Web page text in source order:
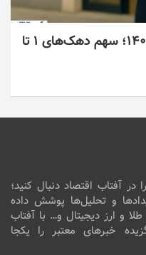
افزایش قابل توجه یارانه آذر ۱۴۰۴؛ سهم دهک‌های ۱ تا
آفتاب اقتصاد دنبال کنید؛
و تحلیل‌ها پوشش داده
و ارز دیجیتال و… با آفتاب
خبرهای معتبر را یکجا